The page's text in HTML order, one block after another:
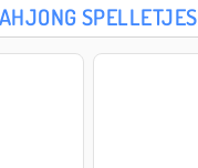
SPELLETJES